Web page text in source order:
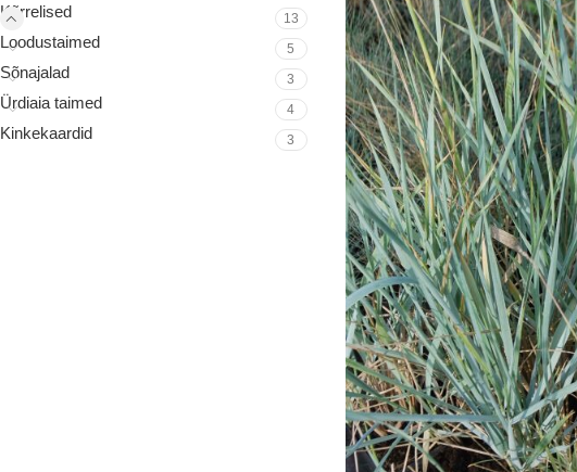
Kõrrelised 13
Loodustaimed 5
Sõnajalad 3
Ürdiaia taimed 4
Kinkekaardid 3